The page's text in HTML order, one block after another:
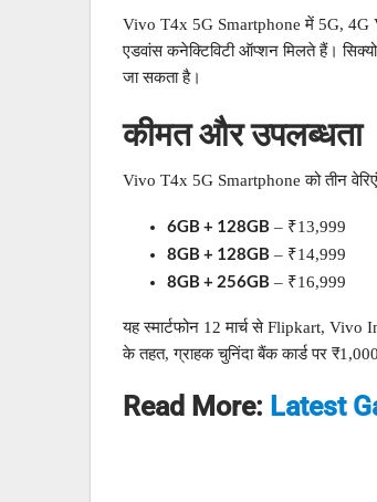
Vivo T4x 5G Smartphone में 5G, 4G
एडवांस कनेक्टिविटी ऑप्शन मिलते हैं।
जा सकता है।
कीमत और उपलब्धता
Vivo T4x 5G Smartphone को तीन
6GB + 128GB – ₹13,999
8GB + 128GB – ₹14,999
8GB + 256GB – ₹16,999
यह स्मार्टफोन 12 मार्च से Flipkart, Vivo
के तहत, ग्राहक चुनिंदा बैंक कार्ड पर
Read More: Latest